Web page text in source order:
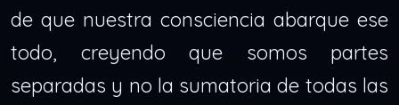
de que nuestra consciencia abarque ese
todo, creyendo que somos partes
separadas y no la sumatoria de todas las